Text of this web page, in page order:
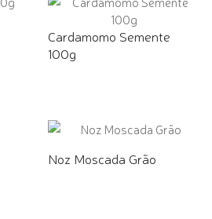
Cardamomo Semente
100g
Noz Moscada Grão